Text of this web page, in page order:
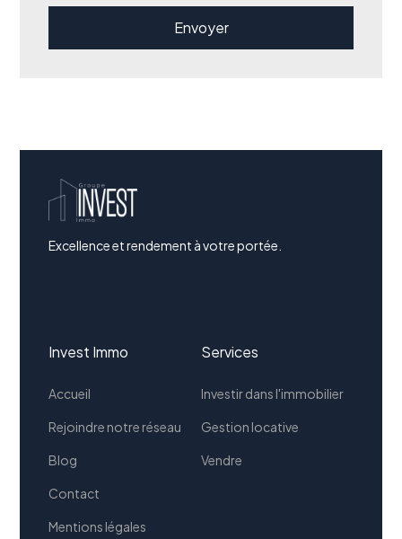
Excellence et rendement à votre portée.
Invest Immo
Accueil
Rejoindre notre réseau
Blog
Contact
Mentions légales
Services
Investir dans l'immobilier
Gestion locative
Vendre